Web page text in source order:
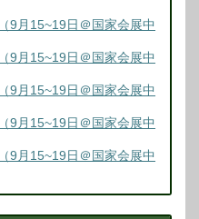
9月15~19日＠国家会展中
9月15~19日＠国家会展中
9月15~19日＠国家会展中
9月15~19日＠国家会展中
9月15~19日＠国家会展中